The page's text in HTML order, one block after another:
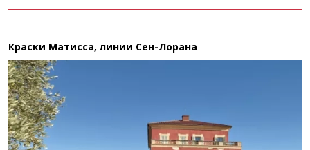
Краски Матисса, линии Сен-Лорана